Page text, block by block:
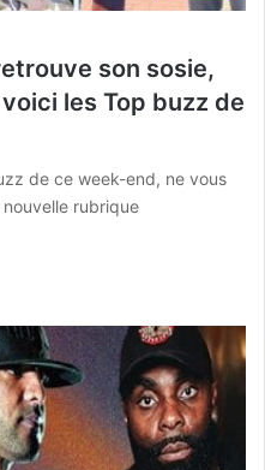
son sosie,
les Top buzz de
de ce week-end, ne vous
rubrique